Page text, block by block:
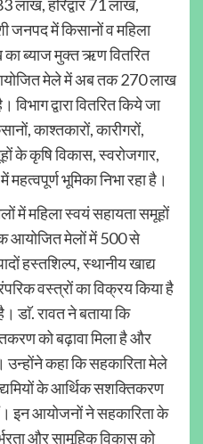
लाख, हरिद्वार 71 लाख,
जनपद में किसानों व महिला
ब्याज मुक्त ऋण वितरित
मेले में अब तक 270 लाख
द्वारा वितरित किये जा
काश्तकारों, कारीगरों,
के कृषि विकास, स्वरोजगार,
भूमिका निभा रहा है।
में महिला स्वयं सहायता समूहों
आयोजित मेलों में 500 से
हस्तशिल्प, स्थानीय खाद्य
वस्त्रों का विक्रय किया है
रावत ने बताया कि
को बढ़ावा मिला है और
उन्होंने कहा कि सहकारिता मेले
के आर्थिक सशक्तिकरण
इन आयोजनों ने सहकारिता के
और सामूहिक विकास को